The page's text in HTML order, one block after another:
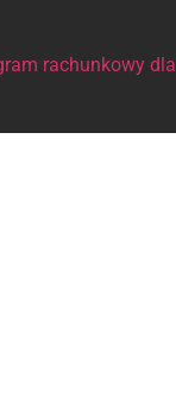
rachunkowy